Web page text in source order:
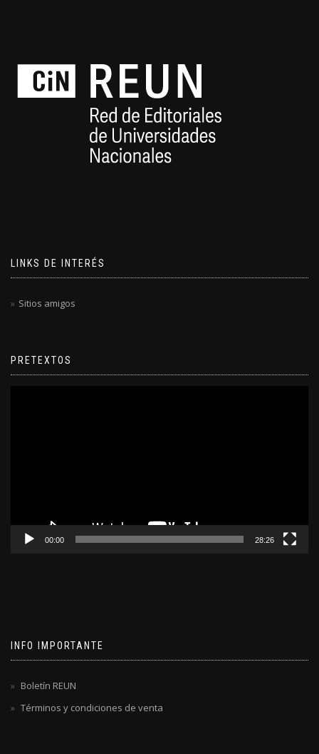
LINKS DE INTERÉS
Sitios amigos
PRETEXTOS
00:00 28:26
INFO IMPORTANTE
Boletín REUN
Términos y condiciones de venta